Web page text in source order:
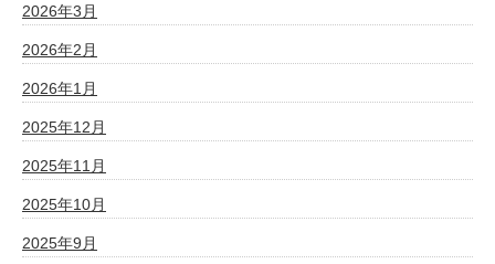
2026年3月
2026年2月
2026年1月
2025年12月
2025年11月
2025年10月
2025年9月